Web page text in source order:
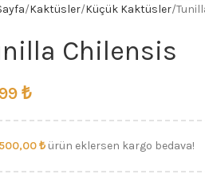
Kaktüsler Küçük Kaktüsler
Chilensis
₺
₺ ürün eklersen kargo bedava!